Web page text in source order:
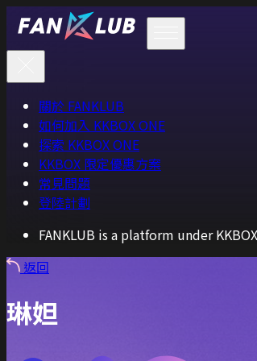
關於 FANKLUB
如何加入 KKBOX ONE
探索 KKBOX ONE
KKBOX 限定優惠方案
常見問題
登陸計劃
FANKLUB is a platform under
返回
琳妲